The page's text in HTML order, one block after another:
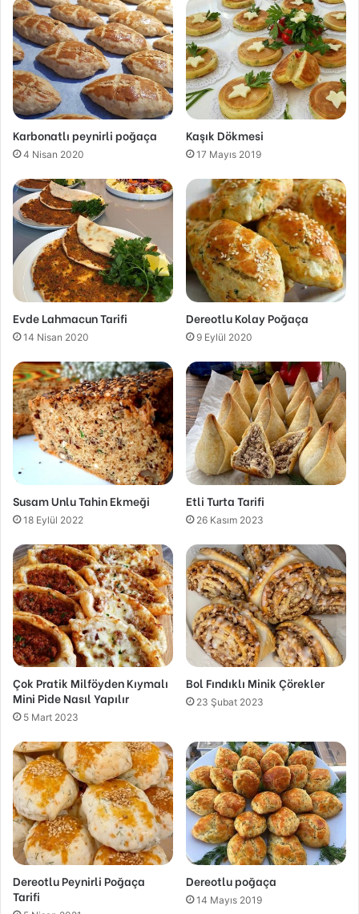
Karbonatlı peynirli poğaça
4 Nisan 2020
Kaşık Dökmesi
17 Mayıs 2019
Evde Lahmacun Tarifi
14 Nisan 2020
Dereotlu Kolay Poğaça
9 Eylül 2020
Susam Unlu Tahin Ekmeği
18 Eylül 2022
Etli Turta Tarifi
26 Kasım 2023
Çok Pratik Milföyden Kıymalı
Mini Pide Nasıl Yapılır
5 Mart 2023
Bol Fındıklı Minik Çörekler
23 Şubat 2023
Dereotlu Peynirli Poğaça
Tarifi
Dereotlu poğaça
14 Mayıs 2019